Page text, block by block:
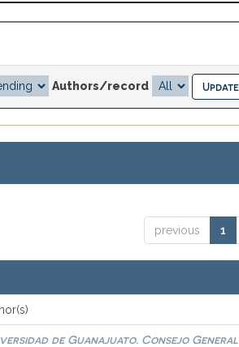
Authors/record
previous 1
de Guanajuato. Consejo General